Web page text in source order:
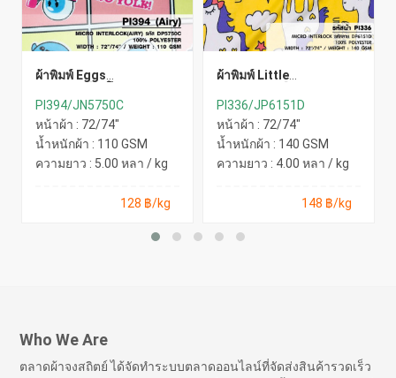
ผ้าพิมพ์ Eggs
PI394/JN5750C
หน้าผ้า : 72/74"
น้ำหนักผ้า : 110 GSM
ความยาว : 5.00 หลา / kg
128 ฿/kg
ผ้าพิมพ์ Little
PI336/JP6151D
หน้าผ้า : 72/74"
น้ำหนักผ้า : 140 GSM
ความยาว : 4.00 หลา / kg
148 ฿/kg
Who We Are
ตลาดผ้าจงสถิตย์ ได้จัดทำระบบตลาดออนไลน์ที่จัดส่งสินค้ารวดเร็ว